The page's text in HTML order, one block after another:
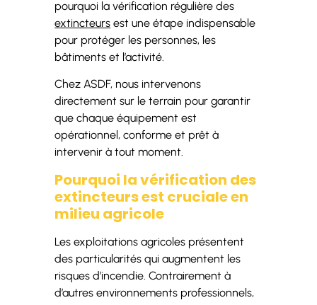
pourquoi la vérification régulière des
extincteurs est une étape indispensable
pour protéger les personnes, les
bâtiments et l’activité.
Chez ASDF, nous intervenons
directement sur le terrain pour garantir
que chaque équipement est
opérationnel, conforme et prêt à
intervenir à tout moment.
Pourquoi la vérification des
extincteurs est cruciale en
milieu agricole
Les exploitations agricoles présentent
des particularités qui augmentent les
risques d’incendie. Contrairement à
d’autres environnements professionnels,